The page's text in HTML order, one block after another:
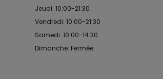
Jeudi: 10:00-21:30
Vendredi: 10:00-21:30
Samedi: 10:00-14:30
Dimanche: Fermée